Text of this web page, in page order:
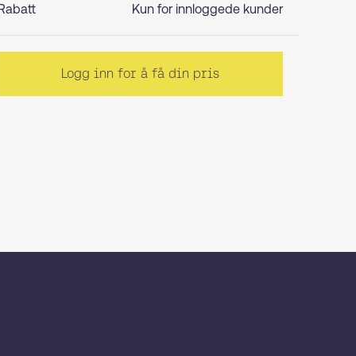
Kun for innloggede kunder
Logg inn for å få din pris